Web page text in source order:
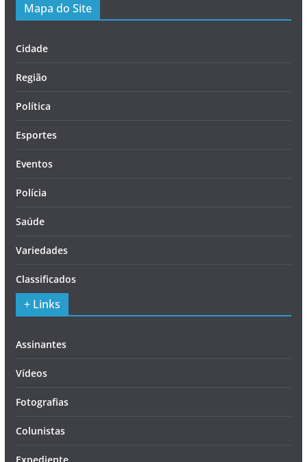
Mapa do Site
Cidade
Região
Política
Esportes
Eventos
Polícia
Saúde
Variedades
Classificados
+ Links
Assinantes
Vídeos
Fotografias
Colunistas